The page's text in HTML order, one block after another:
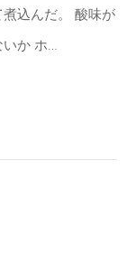
込んだ。 酸味が
か ホ…